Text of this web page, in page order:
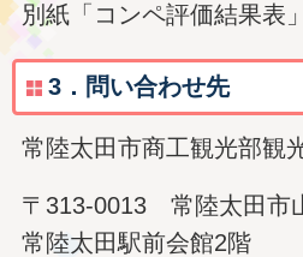
別紙「コンペ評価結果表
3．問い合わせ先
常陸太田市商工観光部観
〒313-0013 常陸太田市
常陸太田駅前会館2階